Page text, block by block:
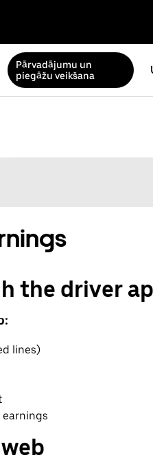
Pārvadājumu un
piegāžu veikšana
the driver
lines)